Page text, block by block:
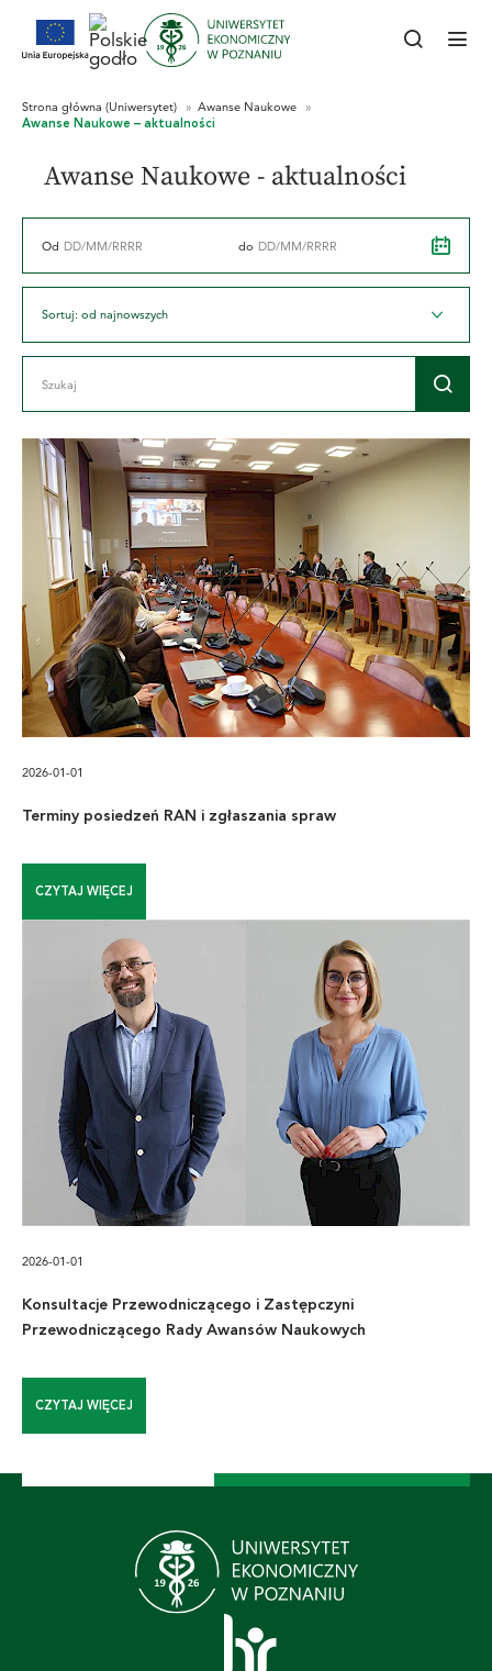
Awanse Naukowe - aktualności
Od do
Sortuj: od najnowszych
2026-01-01
Terminy posiedzeń RAN i zgłaszania spraw
CZYTAJ WIĘCEJ
2026-01-01
Konsultacje Przewodniczącego i Zastępczyni
Przewodniczącego Rady Awansów Naukowych
CZYTAJ WIĘCEJ